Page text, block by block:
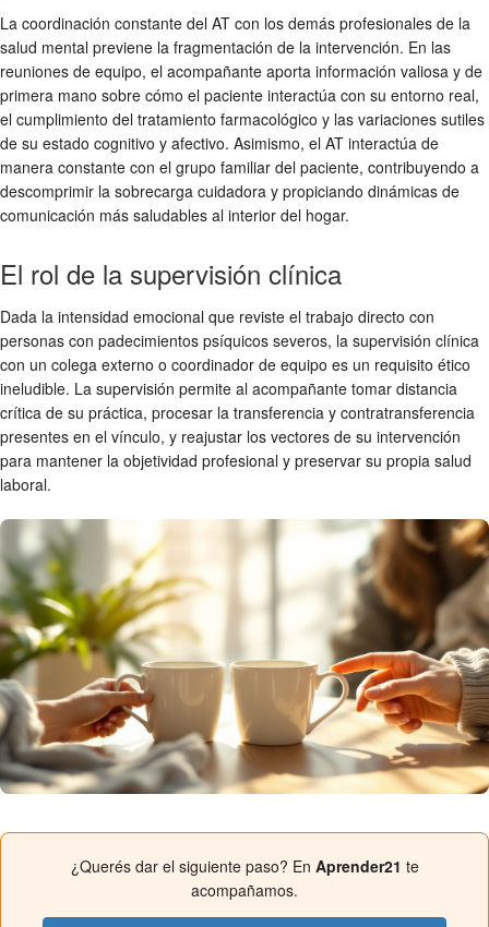
La coordinación constante del AT con los demás profesionales de la
salud mental previene la fragmentación de la intervención. En las
reuniones de equipo, el acompañante aporta información valiosa y de
primera mano sobre cómo el paciente interactúa con su entorno real,
el cumplimiento del tratamiento farmacológico y las variaciones sutiles
de su estado cognitivo y afectivo. Asimismo, el AT interactúa de
manera constante con el grupo familiar del paciente, contribuyendo a
descomprimir la sobrecarga cuidadora y propiciando dinámicas de
comunicación más saludables al interior del hogar.
El rol de la supervisión clínica
Dada la intensidad emocional que reviste el trabajo directo con
personas con padecimientos psíquicos severos, la supervisión clínica
con un colega externo o coordinador de equipo es un requisito ético
ineludible. La supervisión permite al acompañante tomar distancia
crítica de su práctica, procesar la transferencia y contratransferencia
presentes en el vínculo, y reajustar los vectores de su intervención
para mantener la objetividad profesional y preservar su propia salud
laboral.
¿Querés dar el siguiente paso? En Aprender21 te
acompañamos.